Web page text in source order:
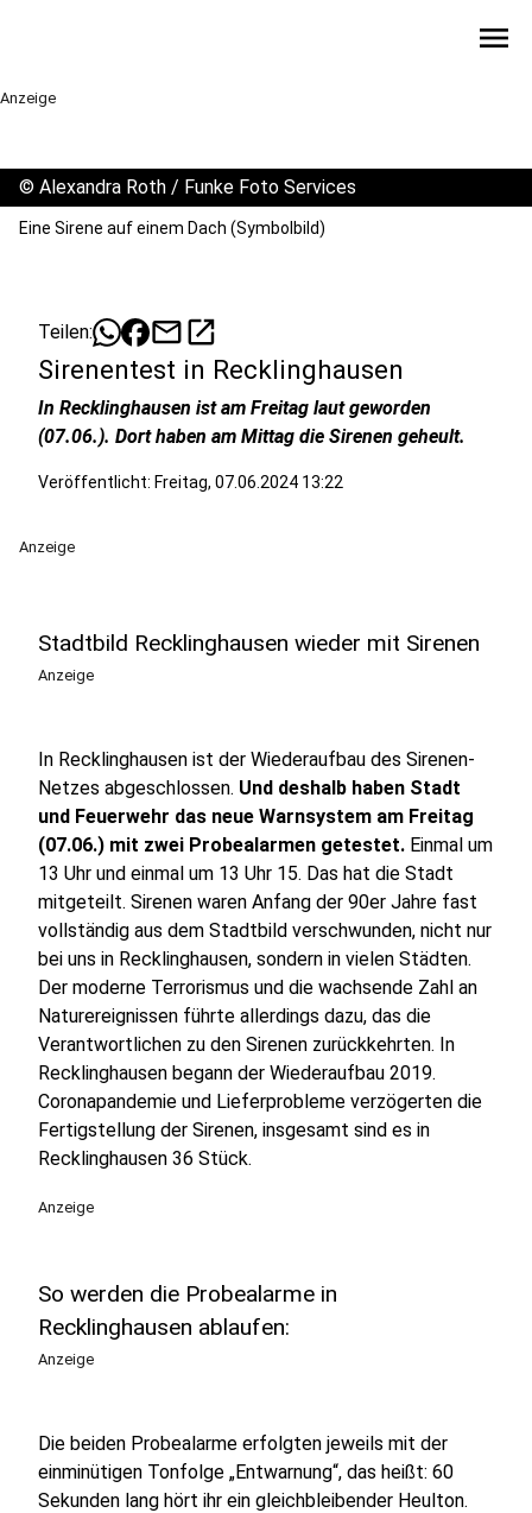
menu
Anzeige
© Alexandra Roth / Funke Foto Services
Eine Sirene auf einem Dach (Symbolbild)
Teilen: mailopen_in_new
Sirenentest in Recklinghausen
In Recklinghausen ist am Freitag laut geworden
(07.06.). Dort haben am Mittag die Sirenen geheult.
Veröffentlicht: Freitag, 07.06.2024 13:22
Anzeige
Stadtbild Recklinghausen wieder mit Sirenen
Anzeige
In Recklinghausen ist der Wiederaufbau des Sirenen-
Netzes abgeschlossen. Und deshalb haben Stadt
und Feuerwehr das neue Warnsystem am Freitag
(07.06.) mit zwei Probealarmen getestet. Einmal um
13 Uhr und einmal um 13 Uhr 15. Das hat die Stadt
mitgeteilt. Sirenen waren Anfang der 90er Jahre fast
vollständig aus dem Stadtbild verschwunden, nicht nur
bei uns in Recklinghausen, sondern in vielen Städten.
Der moderne Terrorismus und die wachsende Zahl an
Naturereignissen führte allerdings dazu, das die
Verantwortlichen zu den Sirenen zurückkehrten. In
Recklinghausen begann der Wiederaufbau 2019.
Coronapandemie und Lieferprobleme verzögerten die
Fertigstellung der Sirenen, insgesamt sind es in
Recklinghausen 36 Stück.
Anzeige
So werden die Probealarme in
Recklinghausen ablaufen:
Anzeige
Die beiden Probealarme erfolgten jeweils mit der
einminütigen Tonfolge „Entwarnung“, das heißt: 60
Sekunden lang hört ihr ein gleichbleibender Heulton.